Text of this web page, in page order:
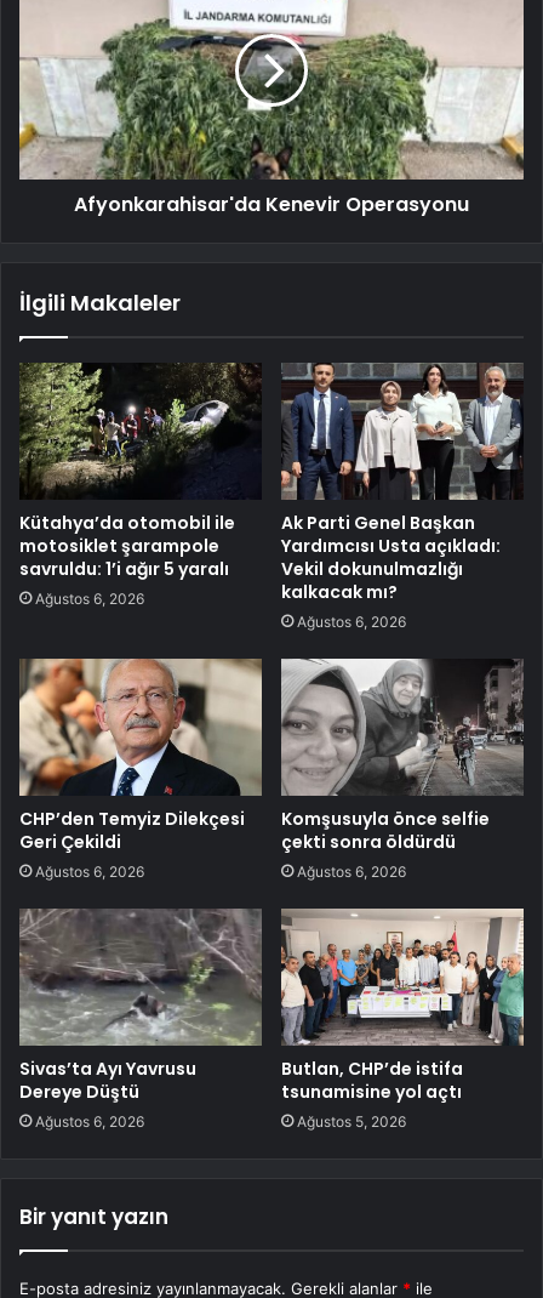
Afyonkarahisar'da Kenevir Operasyonu
İlgili Makaleler
Kütahya’da otomobil ile
motosiklet şarampole
savruldu: 1’i ağır 5 yaralı
Ağustos 6, 2026
Ak Parti Genel Başkan
Yardımcısı Usta açıkladı:
Vekil dokunulmazlığı
kalkacak mı?
Ağustos 6, 2026
CHP’den Temyiz Dilekçesi
Geri Çekildi
Ağustos 6, 2026
Komşusuyla önce selfie
çekti sonra öldürdü
Ağustos 6, 2026
Sivas’ta Ayı Yavrusu
Dereye Düştü
Ağustos 6, 2026
Butlan, CHP’de istifa
tsunamisine yol açtı
Ağustos 5, 2026
Bir yanıt yazın
E-posta adresiniz yayınlanmayacak. Gerekli alanlar * ile